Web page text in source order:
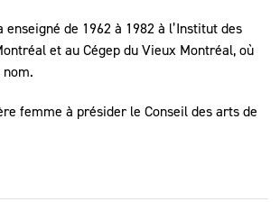
enseigné de 1962 à 1982 à l’Institut des
et au Cégep du Vieux Montréal, où
femme à présider le Conseil des arts de